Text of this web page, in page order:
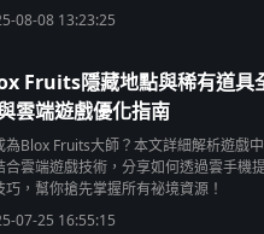
08-08 13:23:25
Fruits隱藏地點與稀有道具
雲端遊戲優化指南
為Blox Fruits大師？本文詳細解析遊戲
合雲端遊戲技術，分享如何透過雲手機
巧，幫你搶先掌握所有祕境資源！
07-25 16:55:15